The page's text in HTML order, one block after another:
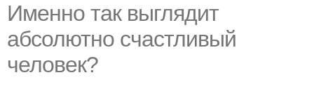
Именно так выглядит
абсолютно счастливый
человек?